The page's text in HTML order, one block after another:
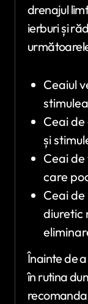
drenajul
ierburi și
Ceaiul
Ceai
și
Ceai
care
Ceai
diuretic
Înainte de
în rutina